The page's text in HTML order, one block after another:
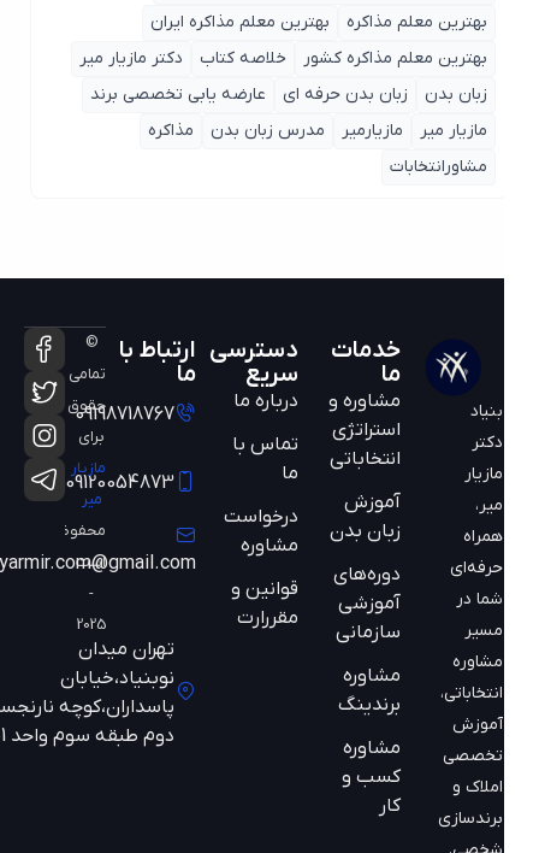
بهترین معلم مذاکره
بهترین معلم مذاکره ایران
بهترین معلم مذاکره کشور
خلاصه کتاب
دکتر مازیار میر
زبان بدن
زبان بدن حرفه ای
عارضه یابی تخصصی برند
مازیار میر
مازیارمیر مدرس زبان بدن
مذاکره
مشاورانتخابات
مازیار
همراه
حرفه‌ای
شما در
مسیر
مشاوره
انتخاباتی،
آموزش
تخصصی
املاک و
برندسازی
خدمات
مشاوره و
استراتژی
انتخاباتی
آموزش
زبان بدن
دوره‌های
آموزشی
سازمانی
مشاوره
برندینگ
مشاوره
کسب و
دسترسی
سریع
درباره ما
تماس با
ما
درخواست
مشاوره
قوانین و
مقررارت
ارتباط با
09198718767
09120054873
mazyarmir.com@gmail.com
تهران میدان
نوبنیاد،خیابان
پاسداران،کوچه نارنجستان
دوم طبقه سوم واحد 301
©
تمامی
حقوق
محفوظ
است